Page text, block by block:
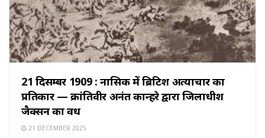
21 दिसम्बर 1909 : नासिक में ब्रिटिश अत्याचार का
प्रतिकार — क्रांतिवीर अनंत कान्हरे द्वारा जिलाधीश
जैक्सन का वध
21 DECEMBER 2025